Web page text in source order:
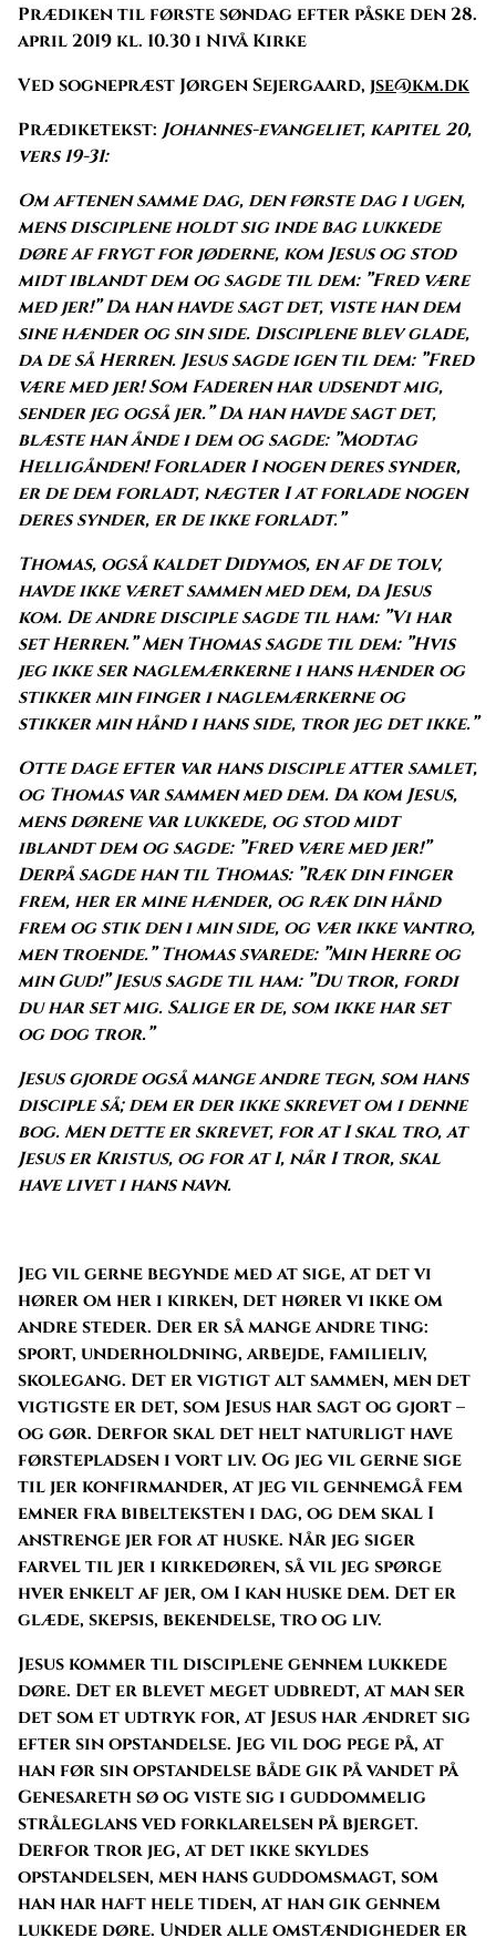
Prædiken til første søndag efter påske den 28.
april 2019 kl. 10.30 i Nivå Kirke
Ved sognepræst Jørgen Sejergaard, jse@km.dk
Prædiketekst: Johannes-evangeliet, kapitel 20,
vers 19-31:
Om aftenen samme dag, den første dag i ugen,
mens disciplene holdt sig inde bag lukkede
døre af frygt for jøderne, kom Jesus og stod
midt iblandt dem og sagde til dem: ”Fred være
med jer!” Da han havde sagt det, viste han dem
sine hænder og sin side. Disciplene blev glade,
da de så Herren. Jesus sagde igen til dem: ”Fred
være med jer! Som Faderen har udsendt mig,
sender jeg også jer.” Da han havde sagt det,
blæste han ånde i dem og sagde: ”Modtag
Helligånden! Forlader I nogen deres synder,
er de dem forladt, nægter I at forlade nogen
deres synder, er de ikke forladt.”
Thomas, også kaldet Didymos, en af de tolv,
havde ikke været sammen med dem, da Jesus
kom. De andre disciple sagde til ham: ”Vi har
set Herren.” Men Thomas sagde til dem: ”Hvis
jeg ikke ser naglemærkerne i hans hænder og
stikker min finger i naglemærkerne og
stikker min hånd i hans side, tror jeg det ikke.”
Otte dage efter var hans disciple atter samlet,
og Thomas var sammen med dem. Da kom Jesus,
mens dørene var lukkede, og stod midt
iblandt dem og sagde: ”Fred være med jer!”
Derpå sagde han til Thomas: ”Ræk din finger
frem, her er mine hænder, og ræk din hånd
frem og stik den i min side, og vær ikke vantro,
men troende.” Thomas svarede: ”Min Herre og
min Gud!” Jesus sagde til ham: ”Du tror, fordi
du har set mig. Salige er de, som ikke har set
og dog tror.”
Jesus gjorde også mange andre tegn, som hans
disciple så; dem er der ikke skrevet om i denne
bog. Men dette er skrevet, for at I skal tro, at
Jesus er Kristus, og for at I, når I tror, skal
have livet i hans navn.
Jeg vil gerne begynde med at sige, at det vi
hører om her i kirken, det hører vi ikke om
andre steder. Der er så mange andre ting:
sport, underholdning, arbejde, familieliv,
skolegang. Det er vigtigt alt sammen, men det
vigtigste er det, som Jesus har sagt og gjort –
og gør. Derfor skal det helt naturligt have
førstepladsen i vort liv. Og jeg vil gerne sige
til jer konfirmander, at jeg vil gennemgå fem
emner fra bibelteksten i dag, og dem skal I
anstrenge jer for at huske. Når jeg siger
farvel til jer i kirkedøren, så vil jeg spørge
hver enkelt af jer, om I kan huske dem. Det er
glæde, skepsis, bekendelse, tro og liv.
Jesus kommer til disciplene gennem lukkede
døre. Det er blevet meget udbredt, at man ser
det som et udtryk for, at Jesus har ændret sig
efter sin opstandelse. Jeg vil dog pege på, at
han før sin opstandelse både gik på vandet på
Genesareth sø og viste sig i guddommelig
stråleglans ved forklarelsen på bjerget.
Derfor tror jeg, at det ikke skyldes
opstandelsen, men hans guddomsmagt, som
han har haft hele tiden, at han gik gennem
lukkede døre. Under alle omstændigheder er